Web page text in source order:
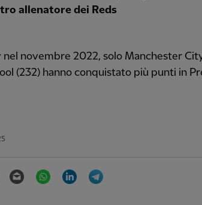
allenatore dei Reds
nel novembre 2022, solo Manchester
(232) hanno conquistato più punti in
Twitter Email WhatsAppLinkedIn